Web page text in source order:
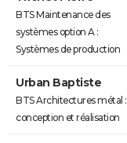
BTS Maintenance des
systèmes option A :
Systèmes de production
Urban Baptiste
BTS Architectures métal :
conception et réalisation